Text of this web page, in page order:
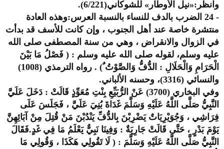
وانظر:«نيل الأوطار» للشوكاني(6/221).
- 24 الضرب بالدف للنساء بالنسبة العرس:وهذه العادة
منتشرة خاصة عند أهل الجنوب ، وإن كانت للأسف قد بدأت
في الزوال والانقراض ، وهي من سنة المصطفى صلى الله
عليه وسلم، لقوله صلى الله عليه وسلم : ( فَصْلُ مَا بَيْنَ
الْحَرَامِ وَالْحَلَالِ : الدُّفُّ وَالصَّوْتُ ٌ) . رواه الترمذي (1008)
والنسائي (3316)، وحسنه الألباني.
وفي البخاري (3700) عَنْ الرُّبَيِّعِ بِنْتِ مُعَوِّذٍ قَالَتْ : دَخَلَ عَلَيَّ
النَّبِيُّ صَلَّى اللَّهُ عَلَيْهِ وَسَلَّمَ غَدَاةَ بُنِيَ عَلَيَّ ، فَجَلَسَ عَلَى
فِرَاشِي ، وَجُوَيْرِيَاتٌ يَضْرِبْنَ بِالدُّفِّ يَنْدُبْنَ مَنْ قُتِلَ مِنْ آبَائِهِنَّ
يَوْمَ بَدْرٍ ، حَتَّى قَالَتْ جَارِيَةٌ : وَفِينَا نَبِيٌّ يَعْلَمُ مَا فِي غَدٍ.فَقَالَ
النَّبِيُّ صَلَّى اللَّهُ عَلَيْهِ وَسَلَّمَ : ( لَا تَقُولِي هَكَذَا ، وَقُولِي مَا